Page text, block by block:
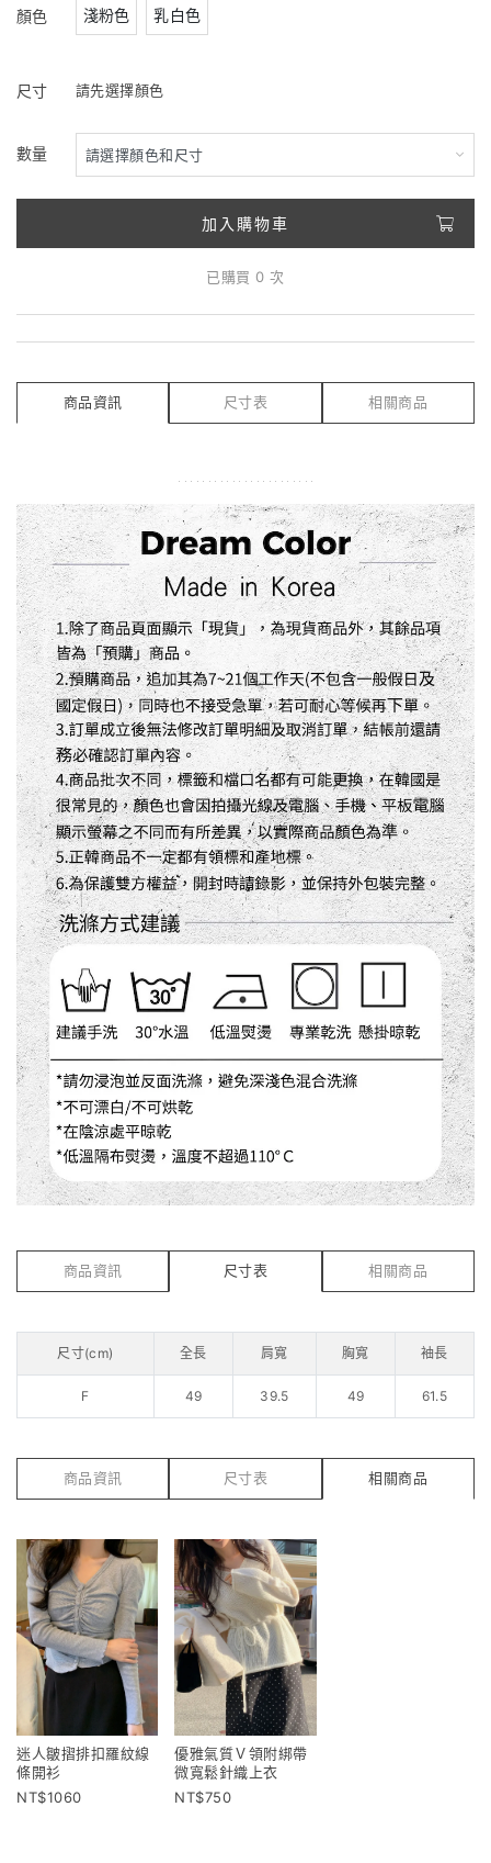
顏色 淺粉色 乳白色
尺寸 請先選擇顏色
數量
加入購物車
已購買 0 次
商品資訊 尺寸表 相關商品
商品資訊 尺寸表 相關商品
尺寸(cm) 全長 肩寬 胸寬 袖長
F 49 39.5 49 61.5
商品資訊 尺寸表 相關商品
迷人皺摺排扣羅紋線
條開衫
1060
優雅氣質Ｖ領附綁帶
微寬鬆針織上衣
750